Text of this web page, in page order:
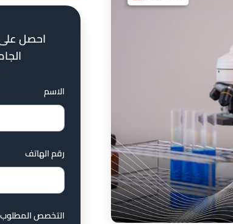
احصل
الاسم
رقم الهاتف
التخصص المطلوب